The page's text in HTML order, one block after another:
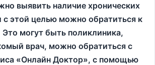
выявить наличие хронических
с этой целью можно обратиться к
могут быть поликлиника,
врач, можно обратиться с
«Онлайн Доктор», с помощью